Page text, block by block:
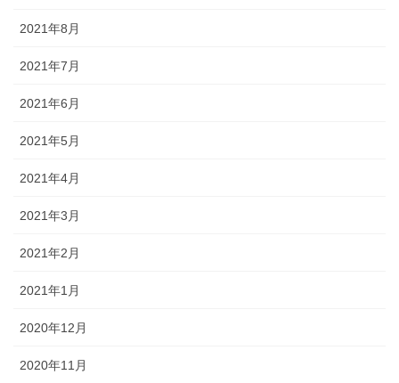
2021年8月
2021年7月
2021年6月
2021年5月
2021年4月
2021年3月
2021年2月
2021年1月
2020年12月
2020年11月